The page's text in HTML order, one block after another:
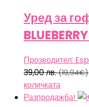
Уред за
Прозводител:
39,00лв.(19,94€)
количката
Разпродажба!